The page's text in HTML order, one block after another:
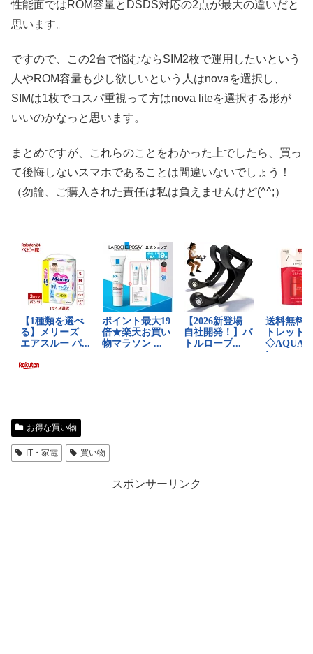
性能面ではROM容量とDSDS対応の2点が最大の違いだと
思います。
ですので、この2台で悩むならSIM2枚で運用したいという
人やROM容量も少し欲しいという人はnovaを選択し、
SIMは1枚でコスパ重視って方はnova liteを選択する形が
いいのかなっと思います。
まとめですが、これらのことをわかった上でしたら、買っ
て後悔しないスマホであることは間違いないでしょう！
（勿論、ご購入された責任は私は負えませんけど(^^;）
お得な買い物
IT・家電 買い物
スポンサーリンク